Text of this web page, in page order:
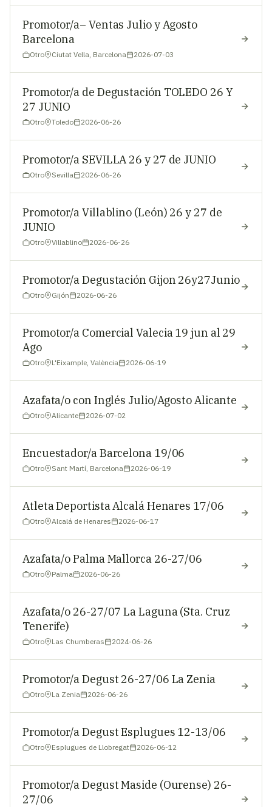
Promotor/a– Ventas Julio y Agosto
Barcelona
Otro Ciutat Vella, Barcelona 2026-07-03
Promotor/a de Degustación TOLEDO 26 Y
27 JUNIO
Otro Toledo 2026-06-26
Promotor/a SEVILLA 26 y 27 de JUNIO
Otro Sevilla 2026-06-26
Promotor/a Villablino (León) 26 y 27 de
JUNIO
Otro Villablino 2026-06-26
Promotor/a Degustación Gijon 26y27Junio
Otro Gijón 2026-06-26
Promotor/a Comercial Valecia 19 jun al 29
Ago
Otro L'Eixample, València 2026-06-19
Azafata/o con Inglés Julio/Agosto Alicante
Otro Alicante 2026-07-02
Encuestador/a Barcelona 19/06
Otro Sant Martí, Barcelona 2026-06-19
Atleta Deportista Alcalá Henares 17/06
Otro Alcalá de Henares 2026-06-17
Azafata/o Palma Mallorca 26-27/06
Otro Palma 2026-06-26
Azafata/o 26-27/07 La Laguna (Sta. Cruz
Tenerife)
Otro Las Chumberas 2024-06-26
Promotor/a Degust 26-27/06 La Zenia
Otro La Zenia 2026-06-26
Promotor/a Degust Esplugues 12-13/06
Otro Esplugues de Llobregat 2026-06-12
Promotor/a Degust Maside (Ourense) 26-
27/06